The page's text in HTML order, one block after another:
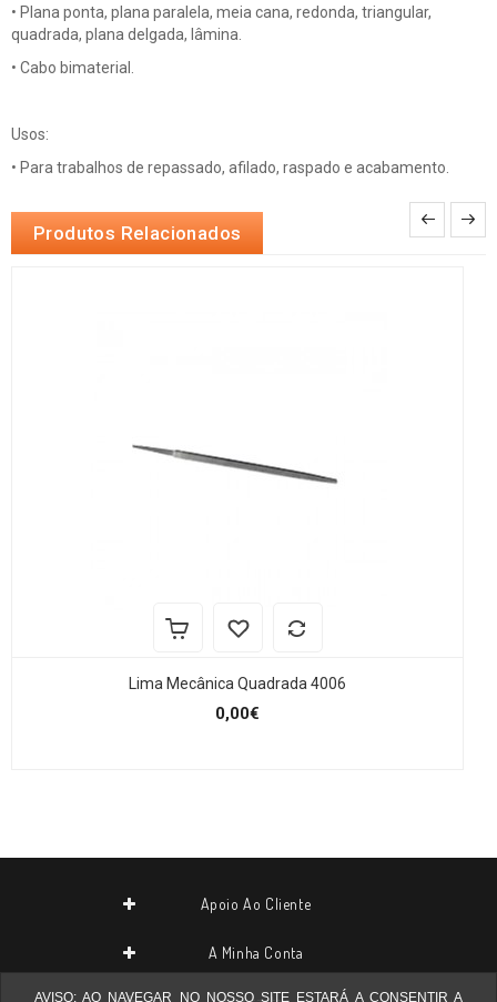
• Plana ponta, plana paralela, meia cana, redonda, triangular,
quadrada, plana delgada, lâmina.
• Cabo bimaterial.
Usos:
• Para trabalhos de repassado, afilado, raspado e acabamento.
Produtos Relacionados
Lima Mecânica Quadrada 4006
0,00€
AVISO: AO NAVEGAR NO NOSSO SITE ESTARÁ A CONSENTIR A
Apoio Ao Cliente
A Minha Conta